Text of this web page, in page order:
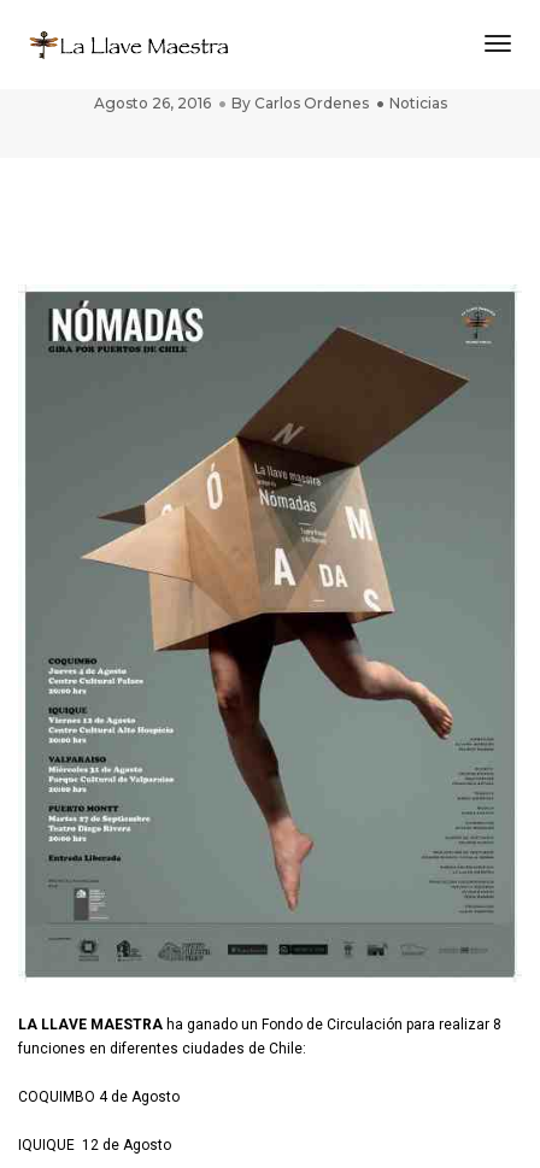
NOMADAS gira por Puertos de Chile
Agosto 26, 2016 By Carlos Ordenes Noticias
LA LLAVE MAESTRA ha ganado un Fondo de Circulación para realizar 8
funciones en diferentes ciudades de Chile:
COQUIMBO 4 de Agosto
IQUIQUE 12 de Agosto